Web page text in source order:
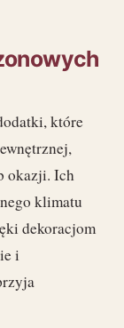
które
okazji. Ich
klimatu
dekoracjom
i